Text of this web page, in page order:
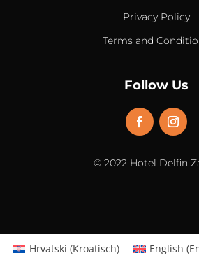
Privacy Policy
Terms and
Follow Us
© 2022 Hotel Delfin
Hrvatski (Kroatisch) English (